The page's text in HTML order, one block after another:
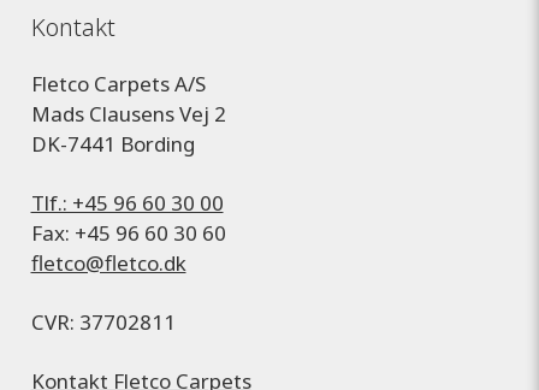
Kontakt
Fletco Carpets A/S
Mads Clausens Vej 2
DK-7441 Bording
Tlf.: +45 96 60 30 00
Fax: +45 96 60 30 60
fletco@fletco.dk
CVR: 37702811
Kontakt Fletco Carpets